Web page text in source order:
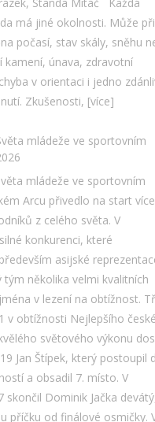
má jiné okolnosti. Může
počasí, stav skály, sněhu
kamení, únava, zdravotní
v orientaci i jedno
Zkušenosti, [více]
mládeže ve sportovním
mládeže ve sportovním
Arcu přivedlo na start více
z celého světa. V
konkurenci, které
asijské
tým několika velmi kvalitních
v lezení na obtížnost.
v obtížnosti Nejlepšího
světového výkonu
Jan Štípek, který postoupil
a obsadil 7. místo. V
skončil Dominik Jačka
příčku od finálové osmičky.